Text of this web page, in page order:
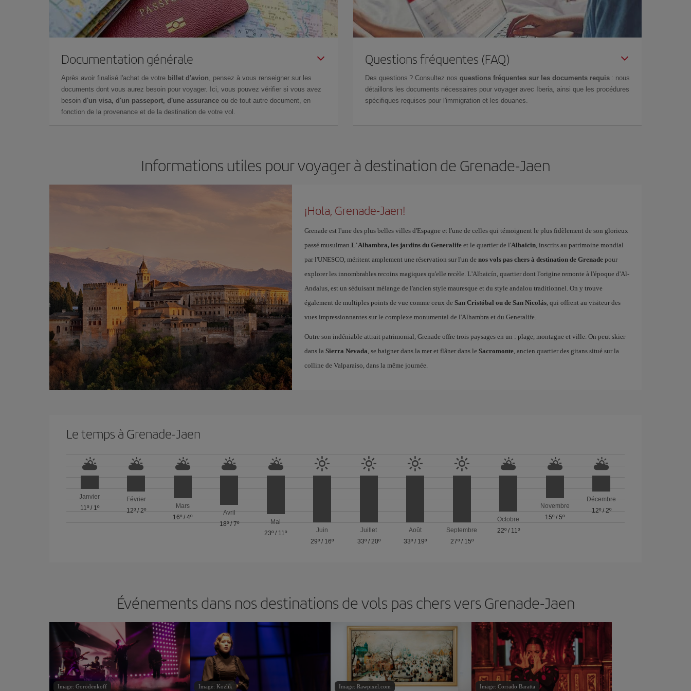
Documentation générale
Après avoir finalisé l'achat de votre billet d'avion, pensez à vous renseigner sur les
documents dont vous aurez besoin pour voyager. Ici, vous pouvez vérifier si vous avez
besoin d'un visa, d'un passeport, d'une assurance ou de tout autre document, en
fonction de la provenance et de la destination de votre vol.
Questions fréquentes (FAQ)
Des questions ? Consultez nos questions fréquentes sur les documents requis : nous
détaillons les documents nécessaires pour voyager avec Iberia, ainsi que les procédures
spécifiques requises pour l'immigration et les douanes.
Informations utiles pour voyager à destination de Grenade-Jaen
¡Hola, Grenade-Jaen!
Grenade est l'une des plus belles villes d'Espagne et l'une de celles qui témoignent le plus fidèlement de son glorieux
passé musulman.L'Alhambra, les jardins du Generalifeet le quartier de l'Albaicin, inscrits au patrimoine mondial
par l'UNESCO, méritent amplement une réservation sur l'un de nos vols pas chers à destination de Grenadepour
explorer les innombrables recoins magiques qu'elle recèle. L'Albaicín, quartier dont l'origine remonte à l'époque d'Al-
Andalus, est un séduisant mélange de l'ancien style mauresque et du style andalou traditionnel. On y trouve
également de multiples points de vue comme ceux de San Cristóbal ou de San Nicolás, qui offrent au visiteur des
vues impressionnantes sur le complexe monumental de l'Alhambra et du Generalife.
Outre son indéniable attrait patrimonial, Grenade offre trois paysages en un : plage, montagne et ville. On peut skier
dans la Sierra Nevada, se baigner dans la mer et flâner dans le Sacromonte, ancien quartier des gitans situé sur la
colline de Valparaiso, dans la même journée.
Le temps à Grenade-Jaen
Janvier
11º/ 1º
Février
12º/ 2º
Mars
16º /4º
Avril
18º/ 7º
Mai
23º / 11º
Juin
29º / 16º
Juillet
33º/ 20º
Août
33º / 19º
Septembre
27º/ 15º
Octobre
22º/ 11º
Novembre
15º /5º
Décembre
12º/ 2º
Événements dans nos destinations de vols pas chers vers Grenade-Jaen
Image: Gorodenkoff Image: Kozlik Image: Rawpixel.com Image: Corrado Baratta